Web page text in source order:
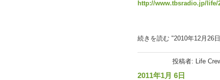
http://www.tbsradio.jp/life/
続きを読む "2010年12月26
投稿者: Life
2011年1月 6日